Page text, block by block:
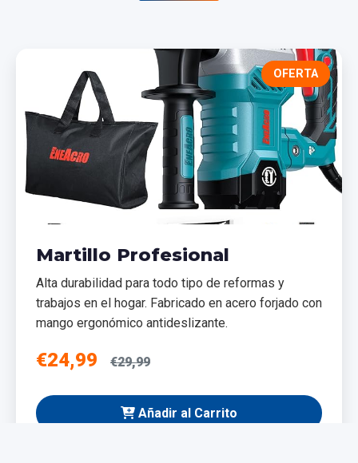
OFERTA
Martillo Profesional
Alta durabilidad para todo tipo de reformas y
trabajos en el hogar. Fabricado en acero forjado con
mango ergonómico antideslizante.
€24,99 €29,99
Añadir al Carrito